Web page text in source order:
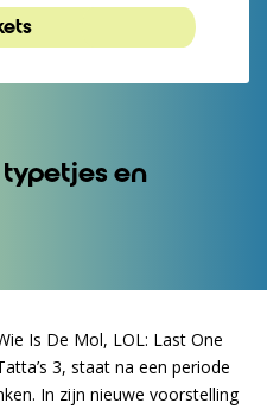
en
Is De Mol, LOL: Last One
3, staat na een periode
In zijn nieuwe voorstelling